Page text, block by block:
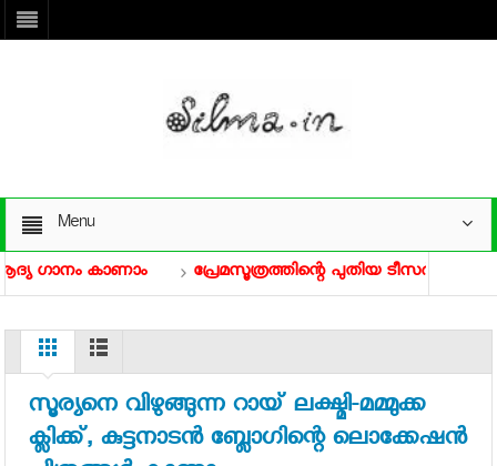
Menu
കാണാം
പ്രേമസൂത്രത്തിന്റെ പുതിയ ടീസര്‍ കാണാം
സൂര്യനെ വിഴുങ്ങുന്ന റായ് ലക്ഷ്മി-മമ്മുക്ക
ക്ലിക്ക്, കുട്ടനാടന്‍ ബ്ലോഗിന്റെ ലൊക്കേഷന്‍